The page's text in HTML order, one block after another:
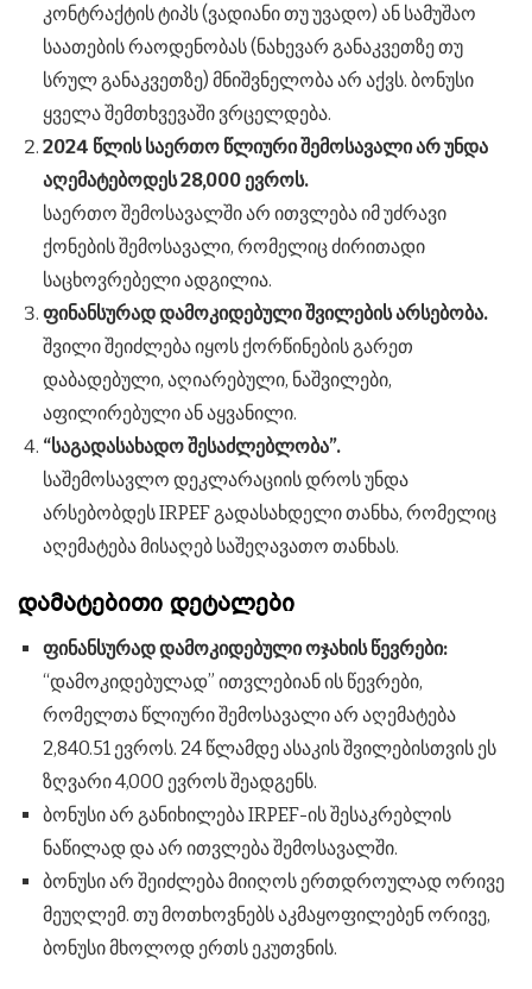
კონტრაქტის ტიპს (ვადიანი თუ უვადო) ან სამუშაო
საათების რაოდენობას (ნახევარ განაკვეთზე თუ
სრულ განაკვეთზე) მნიშვნელობა არ აქვს. ბონუსი
ყველა შემთხვევაში ვრცელდება.
2024 წლის საერთო წლიური შემოსავალი არ უნდა
აღემატებოდეს 28,000 ევროს.
საერთო შემოსავალში არ ითვლება იმ უძრავი
ქონების შემოსავალი, რომელიც ძირითადი
საცხოვრებელი ადგილია.
ფინანსურად დამოკიდებული შვილების არსებობა.
შვილი შეიძლება იყოს ქორწინების გარეთ
დაბადებული, აღიარებული, ნაშვილები,
აფილირებული ან აყვანილი.
“საგადასახადო შესაძლებლობა”.
საშემოსავლო დეკლარაციის დროს უნდა
არსებობდეს IRPEF გადასახდელი თანხა, რომელიც
აღემატება მისაღებ საშეღავათო თანხას.
დამატებითი დეტალები
ფინანსურად დამოკიდებული ოჯახის წევრები:
“დამოკიდებულად” ითვლებიან ის წევრები,
რომელთა წლიური შემოსავალი არ აღემატება
2,840.51 ევროს. 24 წლამდე ასაკის შვილებისთვის ეს
ზღვარი 4,000 ევროს შეადგენს.
ბონუსი არ განიხილება IRPEF-ის შესაკრებლის
ნაწილად და არ ითვლება შემოსავალში.
ბონუსი არ შეიძლება მიიღოს ერთდროულად ორივე
მეუღლემ. თუ მოთხოვნებს აკმაყოფილებენ ორივე,
ბონუსი მხოლოდ ერთს ეკუთვნის.